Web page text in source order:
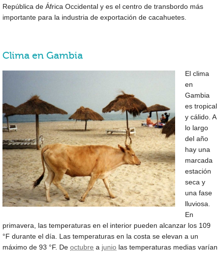
República de África Occidental y es el centro de transbordo más
importante para la industria de exportación de cacahuetes.
Clima en Gambia
El clima
en
Gambia
es tropical
y cálido. A
lo largo
del año
hay una
marcada
estación
seca y
una fase
lluviosa.
En
primavera, las temperaturas en el interior pueden alcanzar los 109
°F durante el día. Las temperaturas en la costa se elevan a un
máximo de 93 °F. De octubre a junio las temperaturas medias varían